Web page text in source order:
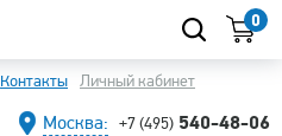
0
Контакты Личный кабинет
Москва: +7 (495) 540-48-06